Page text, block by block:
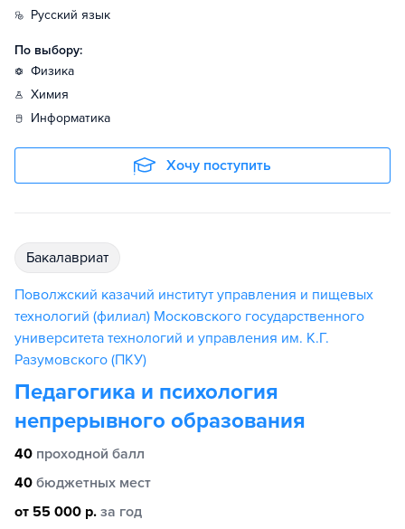
русский язык
По выбору:
физика
химия
информатика
Хочу поступить
бакалавриат
Поволжский казачий институт управления и пищевых
технологий (филиал) Московского государственного
университета технологий и управления им. К.Г.
Разумовского (ПКУ)
Педагогика и психология
непрерывного образования
40 проходной балл
40 бюджетных мест
от 55 000 р. за год